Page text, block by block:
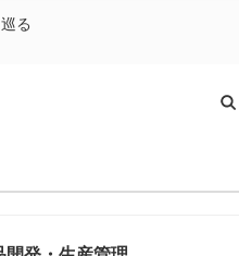
巡る